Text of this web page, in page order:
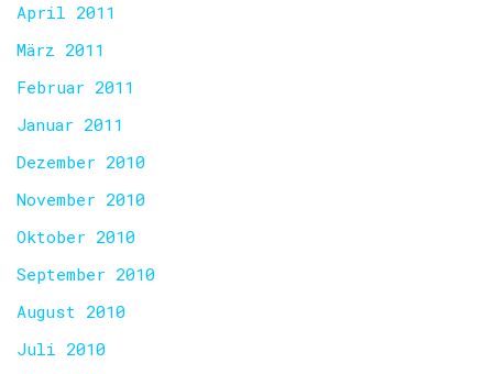
April 2011
März 2011
Februar 2011
Januar 2011
Dezember 2010
November 2010
Oktober 2010
September 2010
August 2010
Juli 2010